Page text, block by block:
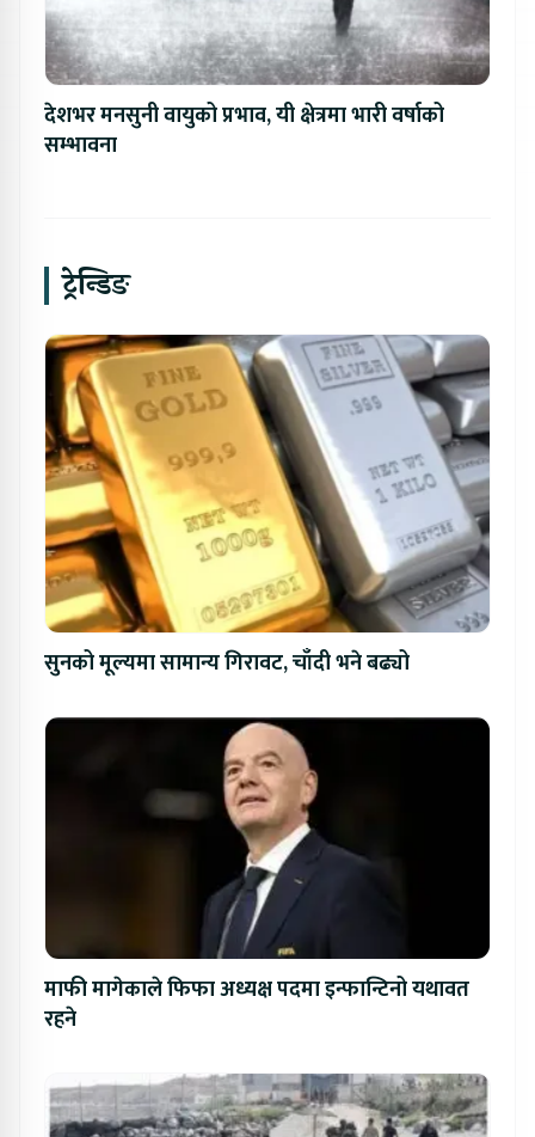
देशभर मनसुनी वायुको प्रभाव, यी क्षेत्रमा भारी वर्षाको
सम्भावना
ट्रेन्डिङ
सुनको मूल्यमा सामान्य गिरावट, चाँदी भने बढ्यो
माफी मागेकाले फिफा अध्यक्ष पदमा इन्फान्टिनो यथावत
रहने